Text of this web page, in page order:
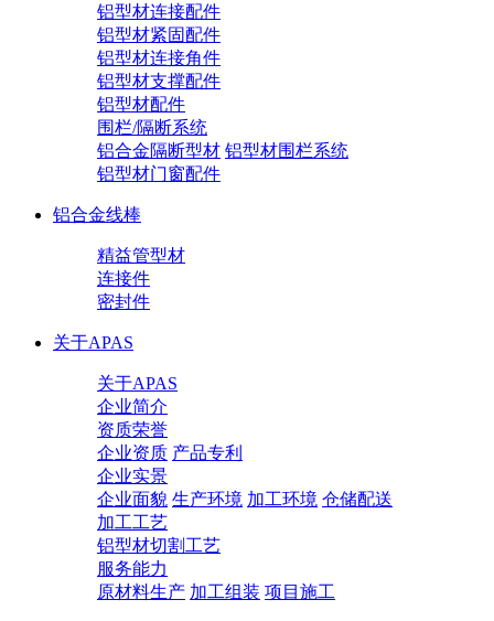
铝型材连接配件
铝型材紧固配件
铝型材连接角件
铝型材支撑配件
铝型材配件
围栏/隔断系统
铝合金隔断型材 铝型材围栏系统
铝型材门窗配件
铝合金线棒
精益管型材
连接件
密封件
关于APAS
关于APAS
企业简介
资质荣誉
企业资质 产品专利
企业实景
企业面貌 生产环境 加工环境 仓储配送
加工工艺
铝型材切割工艺
服务能力
原材料生产 加工组装 项目施工